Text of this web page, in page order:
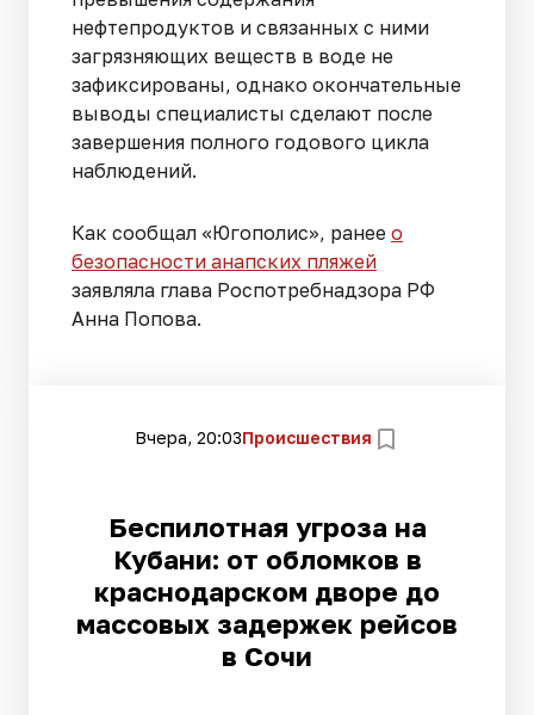
нефтепродуктов и связанных с ними
загрязняющих веществ в воде не
зафиксированы, однако окончательные
выводы специалисты сделают после
завершения полного годового цикла
наблюдений.
Как сообщал «Югополис», ранее о
безопасности анапских пляжей
заявляла глава Роспотребнадзора РФ
Анна Попова.
Вчера, 20:03Происшествия
Беспилотная угроза на
Кубани: от обломков в
краснодарском дворе до
массовых задержек рейсов
в Сочи